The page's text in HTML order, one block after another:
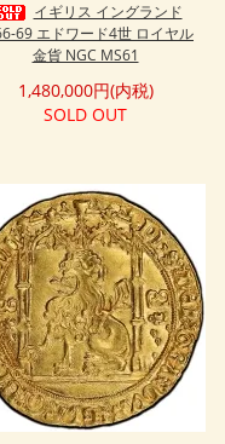
イギリス イングランド
69 エドワード4世 ロイヤル
金貨 NGC MS61
1,480,000円(内税)
SOLD OUT